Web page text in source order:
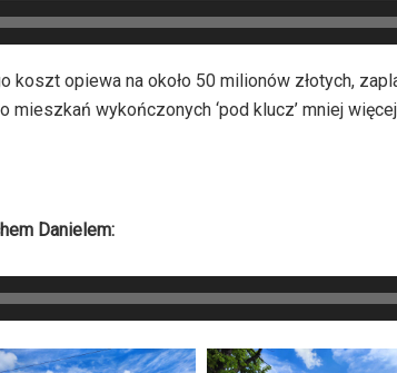
koszt opiewa na około 50 milionów złotych,
mieszkań wykończonych ‘pod klucz’ mniej
Danielem: